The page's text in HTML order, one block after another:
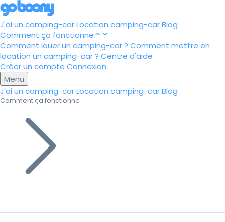
J'ai un camping-carLocation camping-carBlog
Comment ça fonctionne
Comment louer un camping-car ? Comment mettre en
location un camping-car ? Centre d'aide
Créer un compte Connexion
Menu
J'ai un camping-carLocation camping-carBlog
Comment ça fonctionne